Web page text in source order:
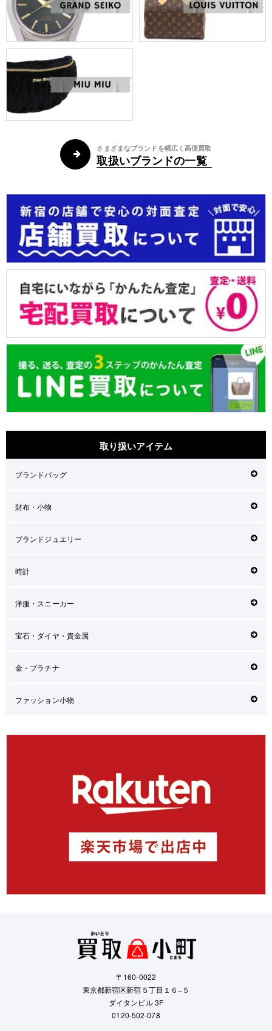
さまざまなブランドを幅広く高価買取
取扱いブランドの一覧
取り扱いアイテム
ブランドバッグ
財布・小物
ブランドジュエリー
時計
洋服・スニーカー
宝石・ダイヤ・貴金属
金・プラチナ
ファッション小物
〒160-0022
東京都新宿区新宿５丁目１６−５
ダイタンビル 3F
0120-502-078